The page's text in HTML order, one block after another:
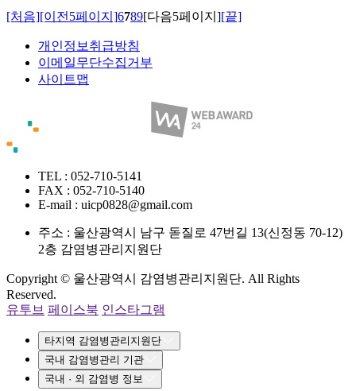
[처음][이전5페이지]6789[다음5페이지][끝]
개인정보취급방침
이메일무단수집거부
사이트맵
TEL : 052-710-5141
FAX : 052-710-5140
E-mail : uicp0828@gmail.com
주소 : 울산광역시 남구 돋질로 47번길 13(신정동 70-12)
2층 감염병관리지원단
Copyright © 울산광역시 감염병관리지원단. All Rights
Reserved.
유투브 페이스북 인스타그램
타지역 감염병관리지원단
국내 감염병관리 기관
국내 · 외 감염병 정보